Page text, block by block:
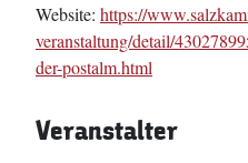
Website: https://
veranstaltung/detail/
der-postalm.html
Veranstalter